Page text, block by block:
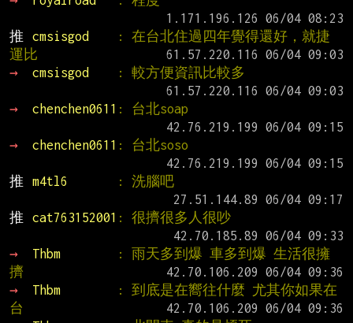
推
cmsisgod
: 在台北住過四年覺得還好，就捷
運比
→
cmsisgod
: 較方便資訊比較多
→
chenchen0611 : 台北soap
→
chenchen0611 : 台北soso
推
m4tl6
: 洗腦吧
推
cat763152001 : 很擠很多人很吵
→
Thbm
: 雨天多到爆 車多到爆 生活很擁
擠
→
Thbm
: 到底是在嚮往什麼 尤其你如果在
台